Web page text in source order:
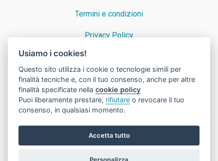
Termini e condizioni
Privacy Policy
Cookie Policy
© 2023 Nicora Srl · Dal 1939 consulenti preziosi ad Azzate · P.IVA e
C.F. 00235790128 · cap. soc. Eur 46800 i.v. · Numero REA VA 31227
Usiamo i cookies!
Questo sito utilizza i cookie o tecnologie simili per
finalità tecniche e, con il tuo consenso, anche per altre
finalità specificate nellacookie policy
Puoi liberamente prestare, rifiutare o revocare il tuo
consenso, in qualsiasi momento.
Accetta tutto
Personalizza